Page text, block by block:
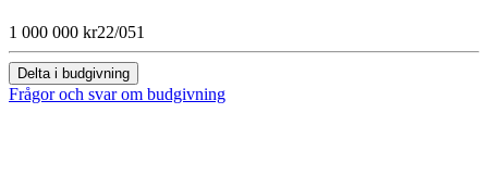
1 000 000 kr22/051
Delta i budgivning
Frågor och svar om budgivning